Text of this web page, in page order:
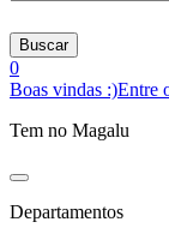
Buscar
0
Boas vindas :)Entre
Tem no Magalu
Departamentos